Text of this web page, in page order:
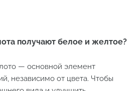
получают белое и желтое?
— основной элемент
независимо от цвета. Чтобы